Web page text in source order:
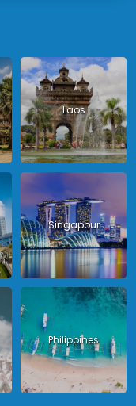
Laos
Singapour
Philippines